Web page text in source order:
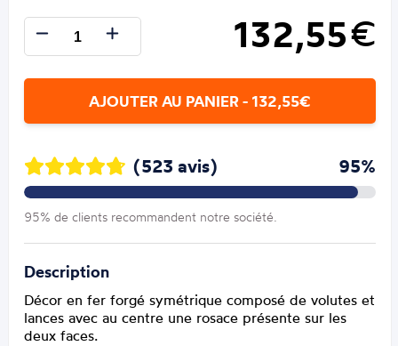
132,55€
AJOUTER AU PANIER - 132,55€
(523 avis) 95%
95% de clients recommandent notre société.
Description
Décor en fer forgé symétrique composé de volutes et
lances avec au centre une rosace présente sur les
deux faces.